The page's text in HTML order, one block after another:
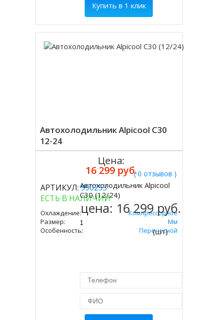
Купить в 1 клик
Автохолодильник Alpicool C30
12-24
( 0 отзывов )
АРТИКУЛ:990253
ЕСТЬ В НАЛИЧИИ
Охлаждение:
Компрессорное
Размер:
357х650х375 Мм
Особенность:
Переносной
Цена:
16 299 руб.
Купить
Автохолодильник Alpicool
C30 (12/24)
цена: 16 299 руб.
(шт)